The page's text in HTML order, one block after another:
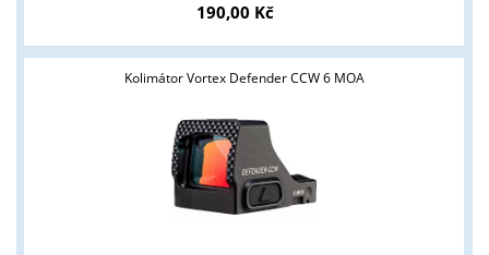
190,00 Kč
Kolimátor Vortex Defender CCW 6 MOA